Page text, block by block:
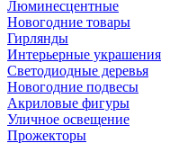
Люминесцентные
Новогодние товары
Гирлянды
Интерьерные украшения
Светодиодные деревья
Новогодние подвесы
Акриловые фигуры
Уличное освещение
Прожекторы